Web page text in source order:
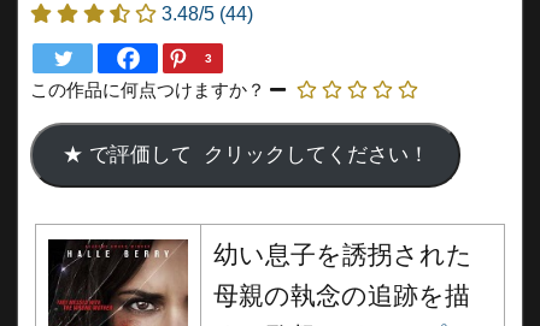
3.48/5 (44)
3
この作品に何点つけますか？
幼い息子を誘拐された
母親の執念の追跡を描